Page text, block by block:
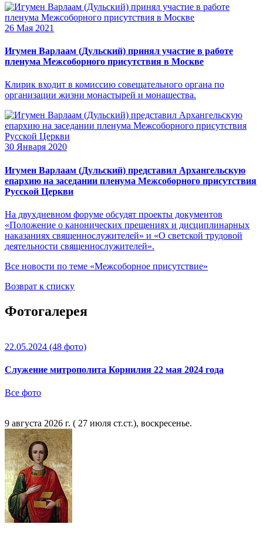
26 Мая 2021
Игумен Варлаам (Дульский) принял участие в работе
пленума Межсоборного присутствия в Москве
Клирик входит в комиссию совещательного органа по
организации жизни монастырей и монашества.
30 Января 2020
Игумен Варлаам (Дульский) представил Архангельскую
епархию на заседании пленума Межсоборного присутствия
Русской Церкви
На двухдневном форуме обсудят проекты документов
«Положение о канонических прещениях и дисциплинарных
наказаниях священнослужителей» и «О светской трудовой
деятельности священнослужителей».
Все новости по теме «Межсоборное присутствие»
Возврат к списку
Фотогалерея
22.05.2024 (48 фото)
Служение митрополита Корнилия 22 мая 2024 года
Все фото
9 августа 2026 г. ( 27 июля ст.ст.), воскресенье.